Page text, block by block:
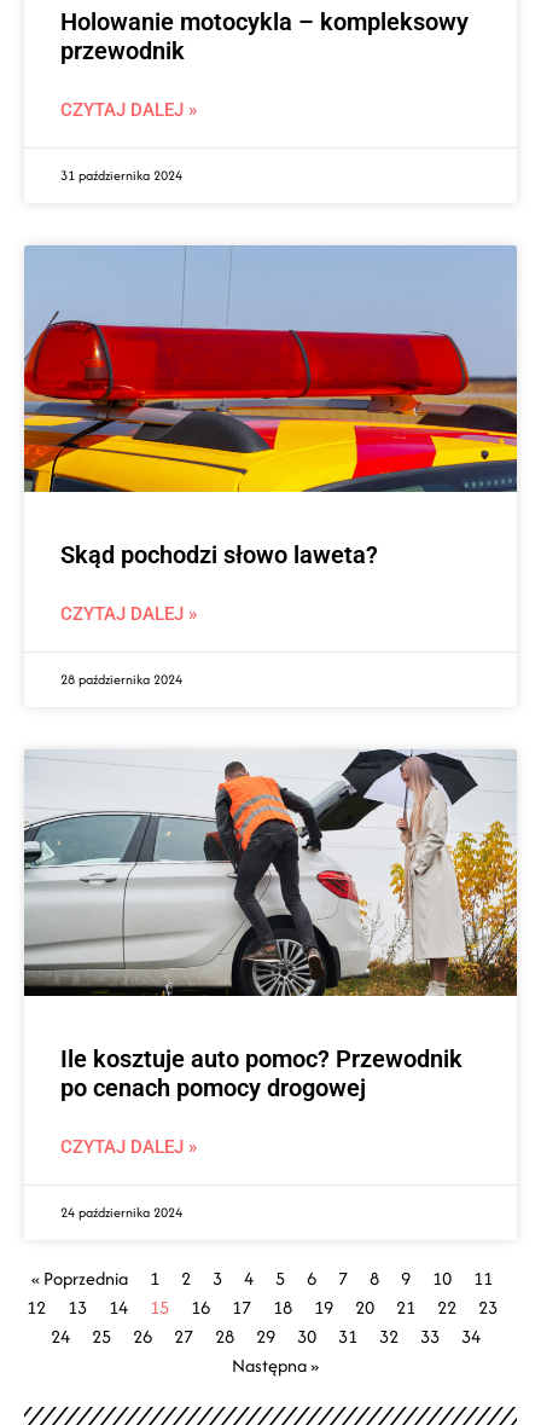
Holowanie motocykla – kompleksowy
przewodnik
CZYTAJ DALEJ »
31 października 2024
Skąd pochodzi słowo laweta?
CZYTAJ DALEJ »
28 października 2024
Ile kosztuje auto pomoc? Przewodnik
po cenach pomocy drogowej
CZYTAJ DALEJ »
24 października 2024
« Poprzednia 1 2 3 4 5 6 7 8 9 10
11
12
13 14 15 16 17 18 19 20 21 22
23
24
25 26 27 28 29 30 31 32 33
34
Następna »